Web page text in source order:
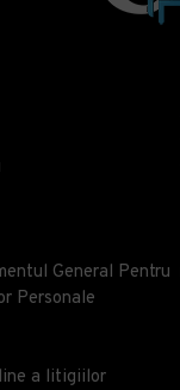
General Pentru
Personale
a litigiilor